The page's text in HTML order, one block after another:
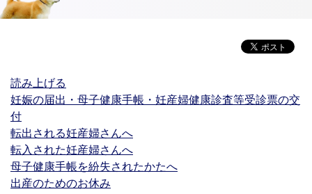
読み上げる
妊娠の届出・母子健康手帳・妊産婦健康診査等受診票の交
付
転出される妊産婦さんへ
転入された妊産婦さんへ
母子健康手帳を紛失されたかたへ
出産のためのお休み